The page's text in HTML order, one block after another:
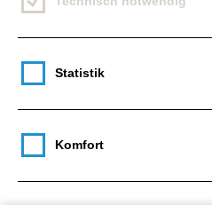
Customer-
Statistik
Komfort